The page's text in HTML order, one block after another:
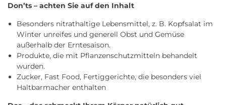
Don’ts – achten Sie auf den Inhalt
Besonders nitrathaltige Lebensmittel, z. B. Kopfsalat im
Winter unreifes und generell Obst und Gemüse
außerhalb der Erntesaison.
Produkte, die mit Pflanzenschutzmitteln behandelt
wurden.
Zucker, Fast Food, Fertiggerichte, die besonders viel
Haltbarmacher enthalten